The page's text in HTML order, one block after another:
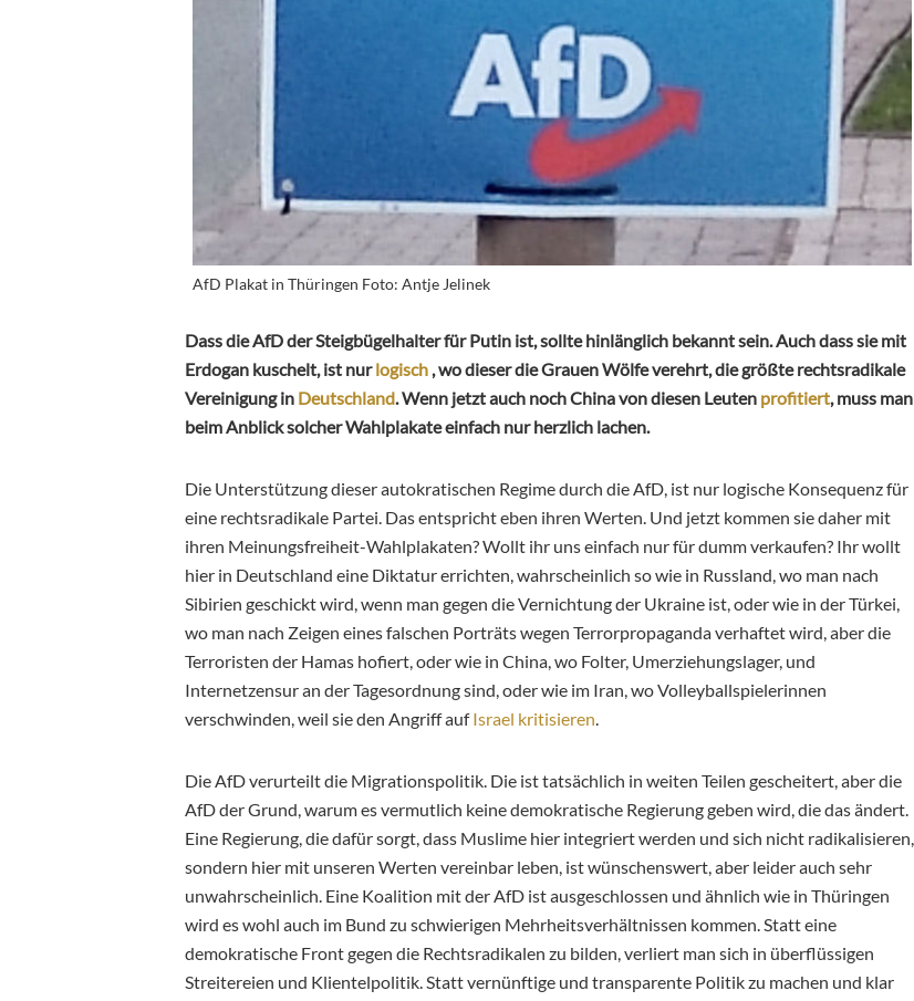
AfD Plakat in Thüringen Foto: Antje Jelinek
Dass die AfD der Steigbügelhalter für Putin ist, sollte hinlänglich bekannt sein. Auch dass sie mit
Erdogan kuschelt, ist nurlogisch , wo dieser die Grauen Wölfe verehrt, die größte rechtsradikale
Vereinigung in Deutschland. Wenn jetzt auch noch China von diesen Leuten profitiert, muss man
beim Anblick solcher Wahlplakate einfach nur herzlich lachen.
Die Unterstützung dieser autokratischen Regime durch die AfD, ist nur logische Konsequenz für
eine rechtsradikale Partei. Das entspricht eben ihren Werten. Und jetzt kommen sie daher mit
ihren Meinungsfreiheit-Wahlplakaten? Wollt ihr uns einfach nur für dumm verkaufen? Ihr wollt
hier in Deutschland eine Diktatur errichten, wahrscheinlich so wie in Russland, wo man nach
Sibirien geschickt wird, wenn man gegen die Vernichtung der Ukraine ist, oder wie in der Türkei,
wo man nach Zeigen eines falschen Porträts wegen Terrorpropaganda verhaftet wird, aber die
Terroristen der Hamas hofiert, oder wie in China, wo Folter, Umerziehungslager, und
Internetzensur an der Tagesordnung sind, oder wie im Iran, wo Volleyballspielerinnen
verschwinden, weil sie den Angriff aufIsrael kritisieren
Die AfD verurteilt die Migrationspolitik. Die ist tatsächlich in weiten Teilen gescheitert, aber die
AfD der Grund, warum es vermutlich keine demokratische Regierung geben wird, die das ändert.
Eine Regierung, die dafür sorgt, dass Muslime hier integriert werden und sich nicht radikalisieren,
sondern hier mit unseren Werten vereinbar leben, ist wünschenswert, aber leider auch sehr
unwahrscheinlich. Eine Koalition mit der AfD ist ausgeschlossen und ähnlich wie in Thüringen
wird es wohl auch im Bund zu schwierigen Mehrheitsverhältnissen kommen. Statt eine
demokratische Front gegen die Rechtsradikalen zu bilden, verliert man sich in überflüssigen
Streitereien und Klientelpolitik. Statt vernünftige und transparente Politik zu machen und klar